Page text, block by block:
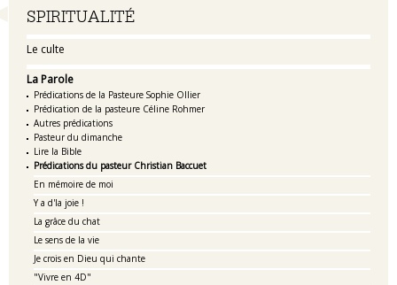
Navigation
SPIRITUALITÉ
Le culte
La Parole
Prédications de la Pasteure Sophie Ollier
Prédication de la pasteure Céline Rohmer
Autres prédications
Pasteur du dimanche
Lire la Bible
Prédications du pasteur Christian Baccuet
En mémoire de moi
Y a d'la joie !
La grâce du chat
Le sens de la vie
Je crois en Dieu qui chante
"Vivre en 4D"